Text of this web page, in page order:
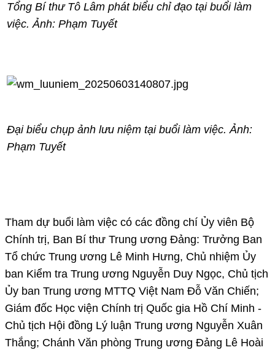
Tổng Bí thư Tô Lâm phát biểu chỉ đạo tại buổi làm
việc. Ảnh: Phạm Tuyết
Đại biểu chụp ảnh lưu niệm tại buổi làm việc. Ảnh:
Phạm Tuyết
Tham dự buổi làm việc có các đồng chí Ủy viên Bộ
Chính trị, Ban Bí thư Trung ương Đảng: Trưởng Ban
Tổ chức Trung ương Lê Minh Hưng, Chủ nhiệm Ủy
ban Kiểm tra Trung ương Nguyễn Duy Ngọc, Chủ tịch
Ủy ban Trung ương MTTQ Việt Nam Đỗ Văn Chiến;
Giám đốc Học viện Chính trị Quốc gia Hồ Chí Minh -
Chủ tịch Hội đồng Lý luận Trung ương Nguyễn Xuân
Thắng; Chánh Văn phòng Trung ương Đảng Lê Hoài